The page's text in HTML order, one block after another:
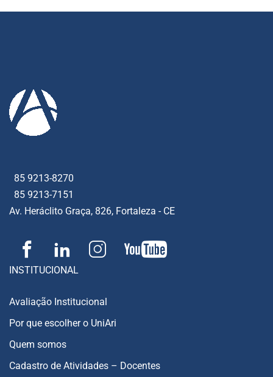
85 9213-8270
85 9213-7151
Av. Heráclito Graça, 826, Fortaleza - CE
INSTITUCIONAL
Avaliação Institucional
Por que escolher o UniAri
Quem somos
Cadastro de Atividades – Docentes